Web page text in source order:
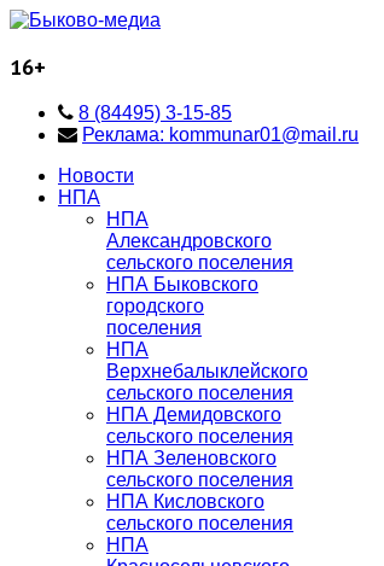
16+
8 (84495) 3-15-85
Реклама: kommunar01@mail.ru
Новости
НПА
НПА
Александровского
сельского поселения
НПА Быковского
городского
поселения
НПА
Верхнебалыклейского
сельского поселения
НПА Демидовского
сельского поселения
НПА Зеленовского
сельского поселения
НПА Кисловского
сельского поселения
НПА